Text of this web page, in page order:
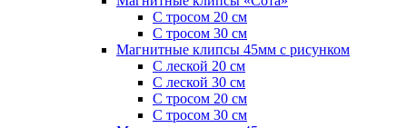
С тросом 20 см
С тросом 30 см
Магнитные клипсы 45мм с рисунком
С леской 20 см
С леской 30 см
С тросом 20 см
С тросом 30 см